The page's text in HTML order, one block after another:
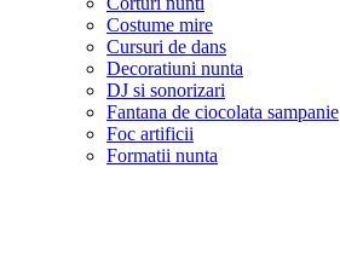
Costume mire
Cursuri de dans
Decoratiuni nunta
DJ si sonorizari
Fantana de ciocolata sampanie
Foc artificii
Formatii nunta